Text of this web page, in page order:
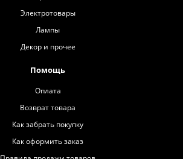
Электротовары
Лампы
Декор и прочее
Помощь
Оплата
Возврат товара
Как забрать покупку
Как оформить заказ